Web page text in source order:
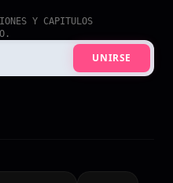
Y CAPITULOS
UNIRSE